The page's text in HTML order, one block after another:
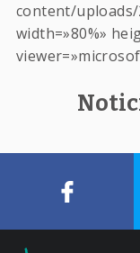
content/
width=»80%»